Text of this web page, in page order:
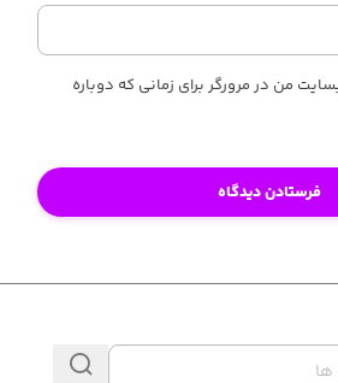
من در مرورگر برای زمانی که دوباره